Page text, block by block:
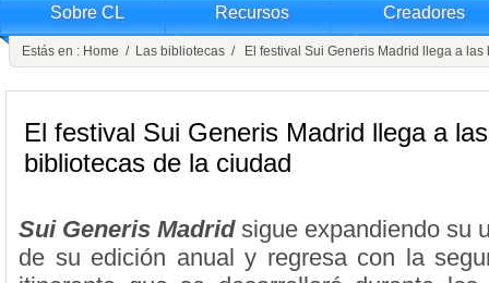
Sobre CL Recursos Creadores
Estás en : Home / Las bibliotecas / El festival Sui Generis Madrid llega a las
El festival Sui Generis Madrid llega a las
bibliotecas de la ciudad
Sui Generis Madridsigue expandiendo su
de su edición anual y regresa con la